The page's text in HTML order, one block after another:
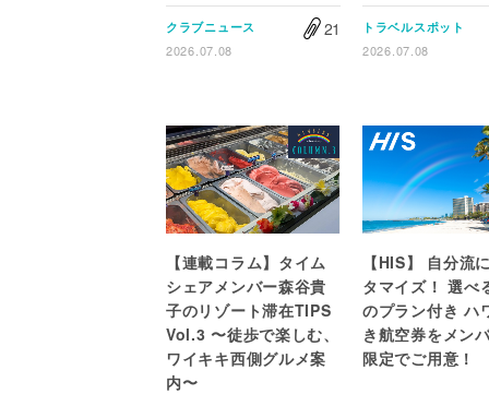
クラブニュース
2026.07.08
21 トラベルスポット
2026.07.08
【連載コラム】タイム
シェアメンバー森谷貴
子のリゾート滞在TIPS
Vol.3 〜徒歩で楽しむ、
ワイキキ西側グルメ案
内〜
【HIS】 自分流
タマイズ！ 選べ
のプラン付き ハ
き航空券をメン
限定でご用意！